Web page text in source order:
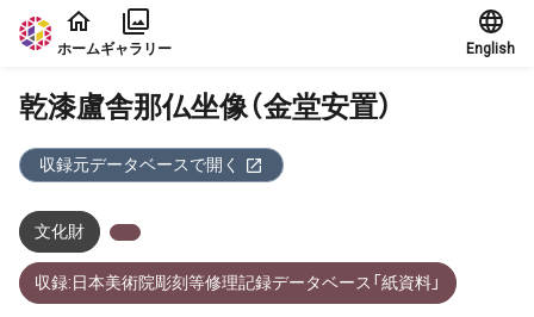
本文に飛ぶ
ホームギャラリー English
乾漆盧舎那仏坐像（金堂安置）
収録元データベースで開く
文化財
収録:日本美術院彫刻等修理記録データベース「紙資料」